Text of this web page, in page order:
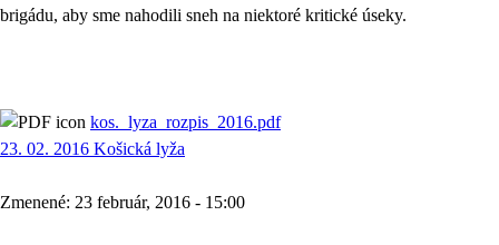
brigádu, aby sme nahodili sneh na niektoré kritické úseky.
kos._lyza_rozpis_2016.pdf
23. 02. 2016 Košická lyža
Zmenené: 23 február, 2016 - 15:00